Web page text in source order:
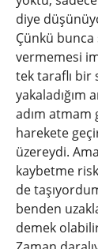
diye
Çünkü
vermemesi
tek taraflı bir
yakaladığım
adım
harekete
üzereydi.
kaybetme
de
benden
demek